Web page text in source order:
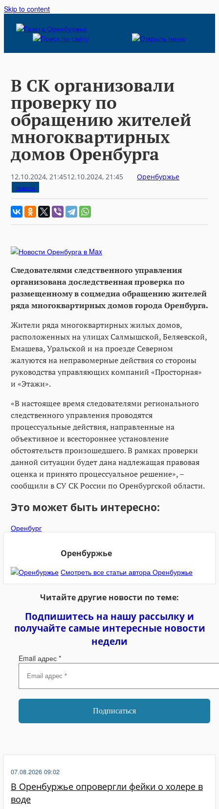
Skip to content
В СК организовали
проверку по
обращению жителей
многоквартирных
домов Оренбурга
12.10.2024, 21:4512.10.2024, 21:45 Оренбуржье
Новости
Следователями следственного управления
организована доследственная проверка по
размещенному в соцмедиа обращению жителей
ряда многоквартирных домов города Оренбурга.
Жители ряда многоквартирных жилых домов,
расположенных на улицах Салмышской, Беляевской,
Емашева, Уральской и на проезде Северном
жалуются на неправомерные действия со стороны
руководства управляющих компаний «Просторная»
и «Этажи».
«В настоящее время следователями регионального
следственного управления проводятся
процессуальные действия, направленные на
объективное и всестороннее установление
обстоятельств произошедшего. В рамках проверки
данной ситуации будет дана надлежащая правовая
оценка и принято процессуальное решение», –
сообщили в СУ СК России по Оренбургской области.
Это может быть интересно:
Оренбург
Оренбуржье
Смотреть все статьи автора Оренбуржье
Читайте другие новости по теме:
Подпишитесь на нашу рассылку и
получайте самые интересные новости
недели
Email адрес *
В Оренбуржье опровергли фейки о холере в
воде
07.08.2026 09:02